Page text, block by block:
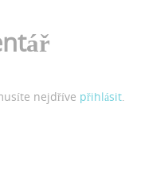
nejdříve přihlásit